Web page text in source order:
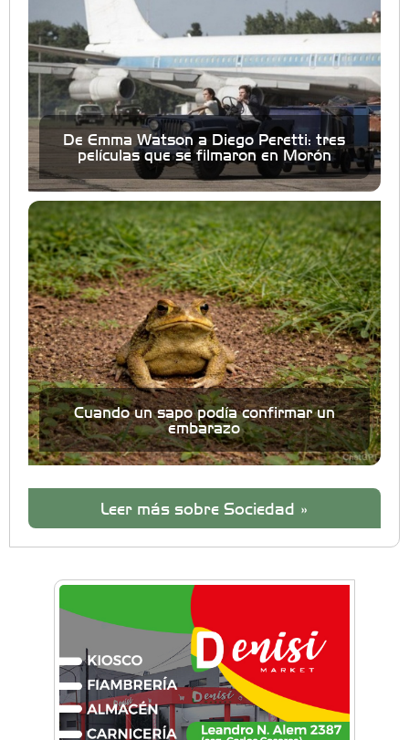
De Emma Watson a Diego Peretti: tres
películas que se filmaron en Morón
Cuando un sapo podía confirmar un
embarazo
Leer más sobre Sociedad »